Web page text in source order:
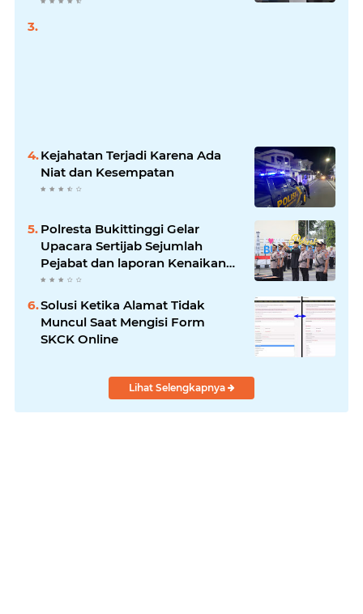
Kejahatan Terjadi Karena Ada
Niat dan Kesempatan
Polresta Bukittinggi Gelar
Upacara Sertijab Sejumlah
Pejabat dan laporan Kenaikan
Pangkat Pengabdian
Solusi Ketika Alamat Tidak
Muncul Saat Mengisi Form
SKCK Online
Lihat Selengkapnya